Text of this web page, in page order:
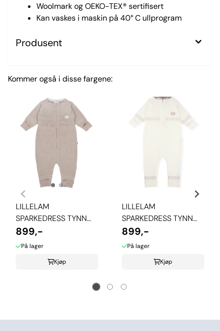
Woolmark og OEKO-TEX® sertifisert
Kan vaskes i maskin på 40° C ullprogram
Produsent
Kommer også i disse fargene:
LILLELAM
SPARKEDRESS TYNN
CLASSIC - BEIGE
899,-
På lager
Kjøp
LILLELAM
SPARKEDRESS TYNN
CLASSIC - HVIT
899,-
På lager
Kjøp